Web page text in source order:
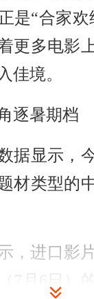
是“合家欢
更多电影
佳境。
逐暑期档
据显示，
材类型的
，进口影
7月6日）